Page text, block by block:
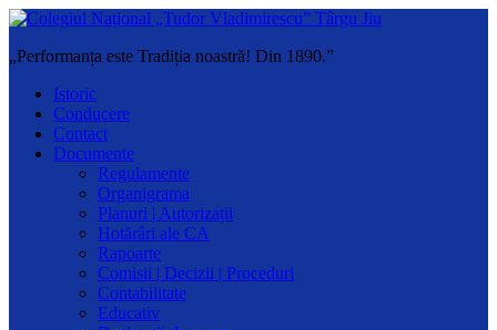
„Performanța este Tradiția noastră! Din 1890.”
Istoric
Conducere
Contact
Documente
Regulamente
Organigrama
Planuri | Autorizații
Hotărâri ale CA
Rapoarte
Comisii | Decizii | Proceduri
Contabilitate
Educativ